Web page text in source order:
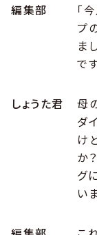
編集部
「
プ
ま
で
しょうた君
母
ダ
け
か
グ
い